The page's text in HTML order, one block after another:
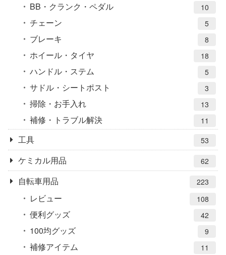
BB・クランク・ペダル 10
チェーン 5
ブレーキ 8
ホイール・タイヤ 18
ハンドル・ステム 5
サドル・シートポスト 3
掃除・お手入れ 13
補修・トラブル解決 11
工具 53
ケミカル用品 62
自転車用品 223
レビュー 108
便利グッズ 42
100均グッズ 9
補修アイテム 11